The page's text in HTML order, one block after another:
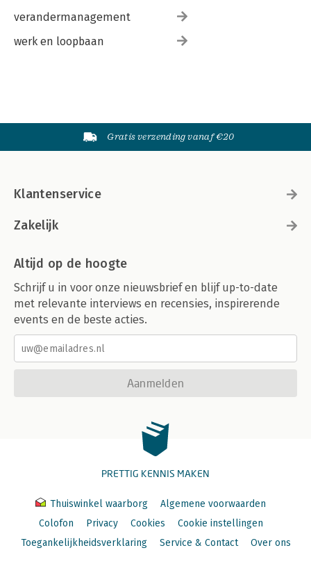
verandermanagement
werk en loopbaan
Gratis verzending vanaf €20
Klantenservice
Zakelijk
Altijd op de hoogte
Schrijf u in voor onze nieuwsbrief en blijf up-to-date
met relevante interviews en recensies, inspirerende
events en de beste acties.
Aanmelden
PRETTIG KENNIS MAKEN
Thuiswinkel waarborg
Algemene voorwaarden
Colofon
Privacy Cookies
Cookie instellingen
Toegankelijkheidsverklaring
Service & Contact Over ons